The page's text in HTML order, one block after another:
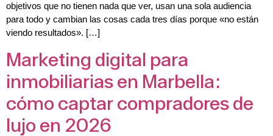
objetivos que no tienen nada que ver, usan una sola audiencia
para todo y cambian las cosas cada tres días porque «no están
viendo resultados». […]
Marketing digital para
inmobiliarias en Marbella:
cómo captar compradores de
lujo en 2026